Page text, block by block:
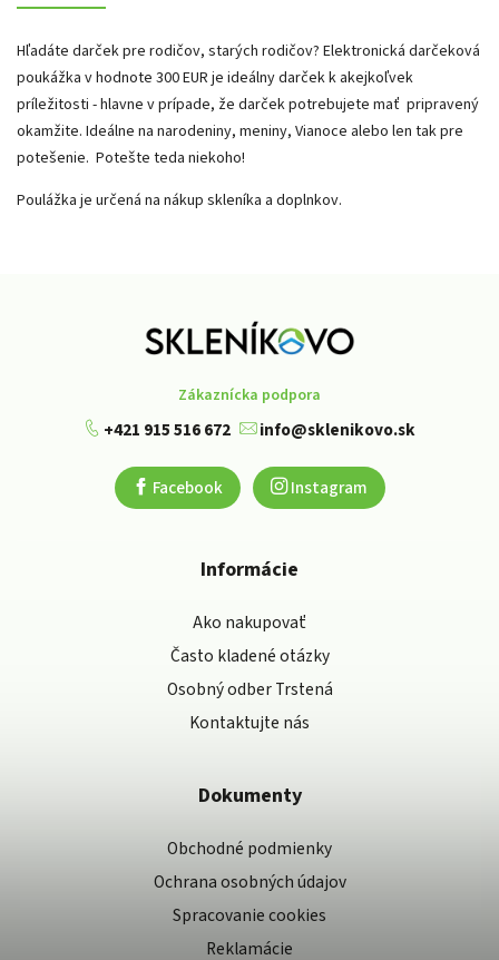
Hľadáte darček pre rodičov, starých rodičov? Elektronická darčeková
poukážka v hodnote 300 EUR je ideálny darček k akejkoľvek
príležitosti - hlavne v prípade, že darček potrebujete mať pripravený
okamžite. Ideálne na narodeniny, meniny, Vianoce alebo len tak pre
potešenie. Potešte teda niekoho!
Poulážka je určená na nákup skleníka a doplnkov.
Zákaznícka podpora
+421 915 516 672 info@sklenikovo.sk
Facebook Instagram
Informácie
Ako nakupovať
Často kladené otázky
Osobný odber Trstená
Kontaktujte nás
Dokumenty
Obchodné podmienky
Ochrana osobných údajov
Spracovanie cookies
Reklamácie